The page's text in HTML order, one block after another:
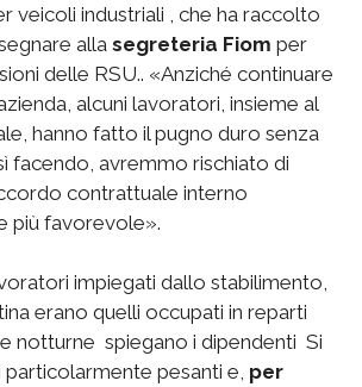
veicoli industriali , che ha raccolto
allasegreteria Fiom per
delle RSU.. «Anziché continuare
alcuni lavoratori, insieme al
hanno fatto il pugno duro senza
facendo, avremmo rischiato di
contrattuale interno
più favorevole».
impiegati dallo stabilimento,
erano quelli occupati in reparti
 spiegano i dipendenti  Si
pesanti e, per